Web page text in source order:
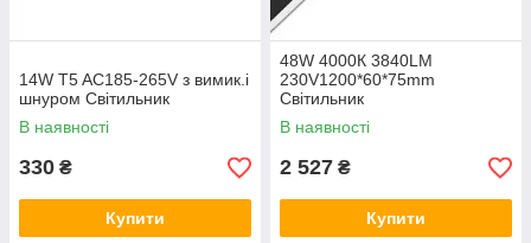
14W T5 AC185-265V з вимик.і
шнуром Світильник
В наявності
330 ₴
Купити
48W 4000К 3840LM
230V1200*60*75mm
Світильник
В наявності
2 527 ₴
Купити